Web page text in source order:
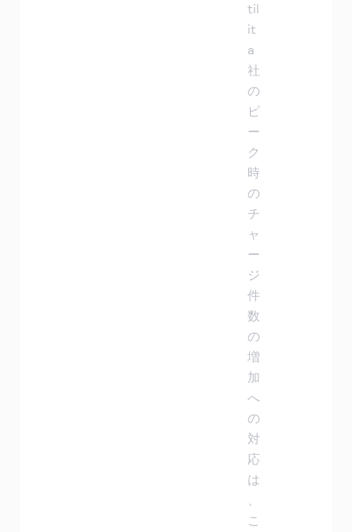
til
it
a
社
の
ピ
ー
ク
時
の
チ
ャ
ー
ジ
件
数
の
増
加
へ
の
対
応
は
こ